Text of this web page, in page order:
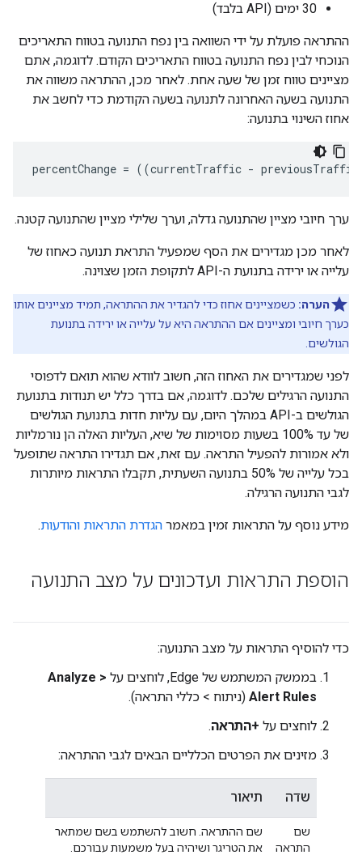
‫30 ימים (API בלבד)
ההתראה פועלת על ידי השוואה בין נפח התנועה בטווח התאריכים
הנוכחי לבין נפח התנועה בטווח התאריכים הקודם. לדוגמה, אתם
מציינים טווח זמן של שעה אחת. לאחר מכן, ההתראה משווה את
התנועה בשעה האחרונה לתנועה בשעה הקודמת כדי לחשב את
אחוז השינוי בתנועה:
percentChange = ((currentTraffic -
ערך חיובי מציין שהתנועה גדלה, וערך שלילי מציין שהתנועה קטנה.
לאחר מכן מגדירים את הסף שמפעיל התראת תנועה כאחוז של
עלייה או ירידה בתנועת ה-API לתקופת הזמן שצוינה.
הערה: כשמציינים אחוז כדי להגדיר את ההתראה, תמיד מציינים אותו
כערך חיובי ומציינים אם ההתראה היא על עלייה או ירידה בתנועת
הגולשים.
לפני שמגדירים את האחוז הזה, חשוב לוודא שהוא תואם לדפוסי
התנועה הרגילים שלכם. לדוגמה, אם בדרך כלל יש תנודות בתנועת
הגולשים ב-API במהלך היום, עם עליות חדות בתנועת הגולשים
של עד 100% בשעות מסוימות של שיא, העליות האלה הן נורמליות
ולא אמורות להפעיל התראה. עם זאת, אם תגדירו התראה שתופעל
בכל עלייה של 50% בתנועה השעתית, תקבלו התראות מיותרות
לגבי התנועה הרגילה.
מידע נוסף על התראות זמין במאמר הגדרת התראות והודעות.
הוספת התראות ועדכונים על מצב התנועה
כדי להוסיף התראות על מצב התנועה:
בממשק המשתמש של Edge, לוחצים על
Analyze >
Alert Rules (ניתוח > כללי התראה).
לוחצים על +התראה.
מזינים את הפרטים הכלליים הבאים לגבי ההתראה:
שדה תיאור
שם
התראה
שם ההתראה. חשוב להשתמש בשם שמתאר
את הטריגר ושיהיה בעל משמעות עבורכם.